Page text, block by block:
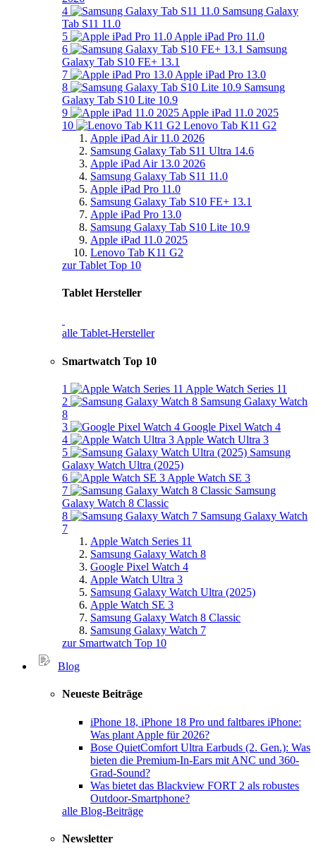
4
Samsung Galaxy
Tab S11 11.0
5
Apple iPad Pro 11.0
6
Samsung
Galaxy Tab S10 FE+ 13.1
7
Apple iPad Pro 13.0
8
Samsung
Galaxy Tab S10 Lite 10.9
9
Apple iPad 11.0 2025
10
Lenovo Tab K11 G2
Apple iPad Air 11.0 2026
Samsung Galaxy Tab S11 Ultra 14.6
Apple iPad Air 13.0 2026
Samsung Galaxy Tab S11 11.0
Apple iPad Pro 11.0
Samsung Galaxy Tab S10 FE+ 13.1
Apple iPad Pro 13.0
Samsung Galaxy Tab S10 Lite 10.9
Apple iPad 11.0 2025
Lenovo Tab K11 G2
zur Tablet Top 10
Tablet Hersteller
alle Tablet-Hersteller
Smartwatch Top 10
1
Apple Watch Series 11
2
Samsung Galaxy Watch
8
3
Google Pixel Watch 4
4
Apple Watch Ultra 3
5
Samsung
Galaxy Watch Ultra (2025)
6
Apple Watch SE 3
7
Samsung
Galaxy Watch 8 Classic
8
Samsung Galaxy Watch
7
Apple Watch Series 11
Samsung Galaxy Watch 8
Google Pixel Watch 4
Apple Watch Ultra 3
Samsung Galaxy Watch Ultra (2025)
Apple Watch SE 3
Samsung Galaxy Watch 8 Classic
Samsung Galaxy Watch 7
zur Smartwatch Top 10
Blog
Neueste Beiträge
iPhone 18, iPhone 18 Pro und faltbares iPhone:
Was plant Apple für 2026?
Bose QuietComfort Ultra Earbuds (2. Gen.): Was
bieten die Premium-In-Ears mit ANC und 360-
Grad-Sound?
Was bietet das Blackview FORT 2 als robustes
Outdoor-Smartphone?
alle Blog-Beiträge
Newsletter